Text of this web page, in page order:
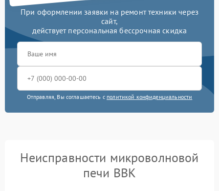
При оформлении заявки на ремонт техники через
сайт,
действует персональная бессрочная скидка
Отправляя, Вы соглашаетесь с политикой конфиденциальности
Неисправности микроволновой
печи BBK